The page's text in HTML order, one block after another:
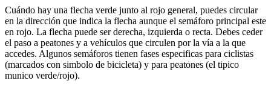
Cuándo hay una flecha verde junto al rojo general, puedes circular
en la dirección que indica la flecha aunque el semáforo principal este
en rojo. La flecha puede ser derecha, izquierda o recta. Debes ceder
el paso a peatones y a vehículos que circulen por la vía a la que
accedes. Algunos semáforos tienen fases especificas para ciclistas
(marcados con simbolo de bicicleta) y para peatones (el tipico
munico verde/rojo).